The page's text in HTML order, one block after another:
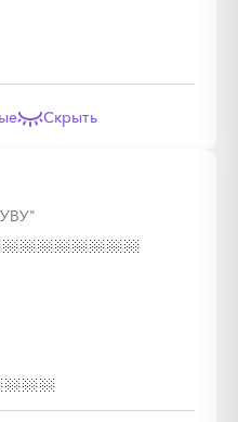
Скрыть